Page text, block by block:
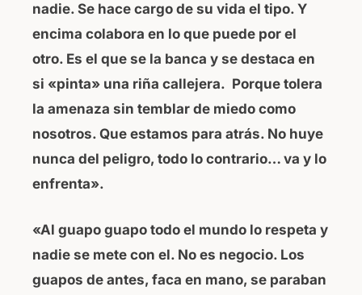
nadie. Se hace cargo de su vida el tipo. Y
encima colabora en lo que puede por el
otro. Es el que se la banca y se destaca en
si «pinta» una riña callejera. Porque tolera
la amenaza sin temblar de miedo como
nosotros. Que estamos para atrás. No huye
nunca del peligro, todo lo contrario… va y lo
enfrenta».
«Al guapo guapo todo el mundo lo respeta y
nadie se mete con el. No es negocio. Los
guapos de antes, faca en mano, se paraban